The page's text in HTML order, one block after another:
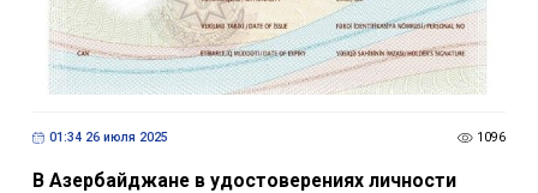
01:34 26 июля 2025 1096
В Азербайджане в удостоверениях личности